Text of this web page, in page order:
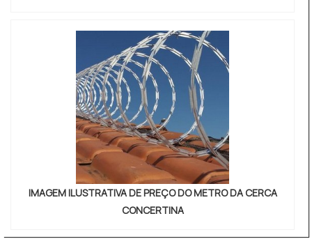
IMAGEM ILUSTRATIVA DE PREÇO DO METRO DA CERCA
CONCERTINA